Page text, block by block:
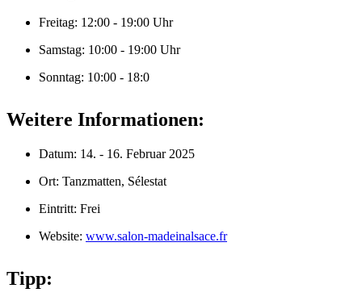
Freitag: 12:00 - 19:00 Uhr
Samstag: 10:00 - 19:00 Uhr
Sonntag: 10:00 - 18:0
Weitere Informationen:
Datum: 14. - 16. Februar 2025
Ort: Tanzmatten, Sélestat
Eintritt: Frei
Website: www.salon-madeinalsace.fr
Tipp: